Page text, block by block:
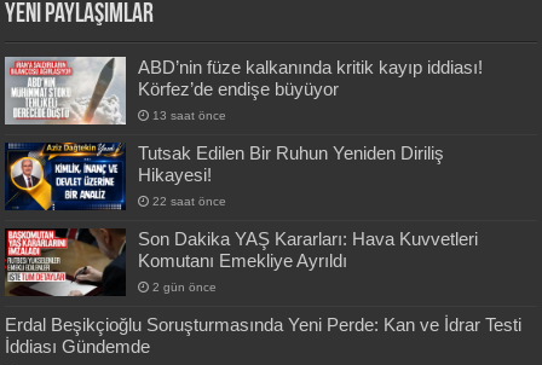
Yeni Paylaşımlar
ABD’nin füze kalkanında kritik kayıp iddiası!
Körfez’de endişe büyüyor
13 saat önce
Tutsak Edilen Bir Ruhun Yeniden Diriliş
Hikayesi!
22 saat önce
Son Dakika YAŞ Kararları: Hava Kuvvetleri
Komutanı Emekliye Ayrıldı
2 gün önce
Erdal Beşikçioğlu Soruşturmasında Yeni Perde: Kan ve İdrar Testi
İddiası Gündemde